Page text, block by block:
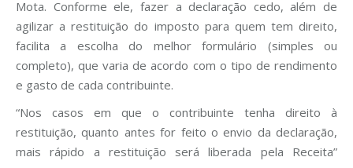
Mota. Conforme ele, fazer a declaração cedo, além de
agilizar a restituição do imposto para quem tem direito,
facilita a escolha do melhor formulário (simples ou
completo), que varia de acordo com o tipo de rendimento
e gasto de cada contribuinte.
“Nos casos em que o contribuinte tenha direito à
restituição, quanto antes for feito o envio da declaração,
mais rápido a restituição será liberada pela Receita”